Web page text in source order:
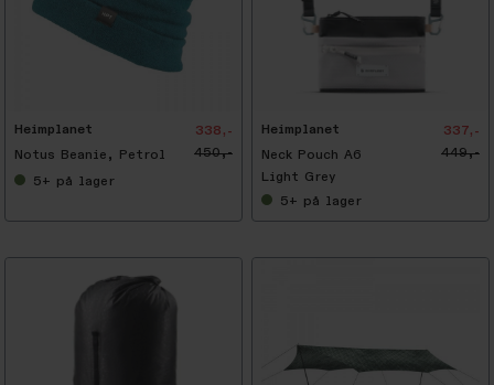
Heimplanet
Notus Beanie, Petrol
338,-
450,-
5+ på lager
Heimplanet
Neck Pouch A6
337,-
449,-
Light Grey
5+ på lager